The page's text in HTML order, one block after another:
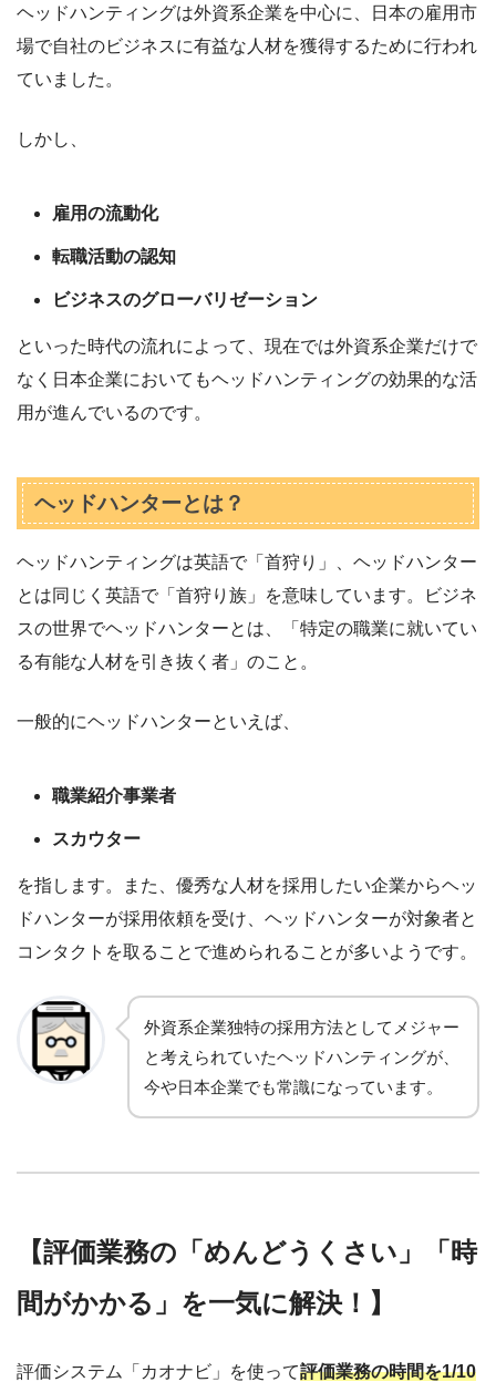
ヘッドハンティングは外資系企業を中心に、日本の雇用市
場で自社のビジネスに有益な人材を獲得するために行われ
ていました。
しかし、
雇用の流動化
転職活動の認知
ビジネスのグローバリゼーション
といった時代の流れによって、現在では外資系企業だけで
なく日本企業においてもヘッドハンティングの効果的な活
用が進んでいるのです。
ヘッドハンターとは？
ヘッドハンティングは英語で「首狩り」、ヘッドハンター
とは同じく英語で「首狩り族」を意味しています。ビジネ
スの世界でヘッドハンターとは、「特定の職業に就いてい
る有能な人材を引き抜く者」のこと。
一般的にヘッドハンターといえば、
職業紹介事業者
スカウター
を指します。また、優秀な人材を採用したい企業からヘッ
ドハンターが採用依頼を受け、ヘッドハンターが対象者と
コンタクトを取ることで進められることが多いようです。
外資系企業独特の採用方法としてメジャー
と考えられていたヘッドハンティングが、
今や日本企業でも常識になっています。
【評価業務の「めんどうくさい」「時
間がかかる」を一気に解決！】
評価システム「カオナビ」を使って評価業務の時間を1/10